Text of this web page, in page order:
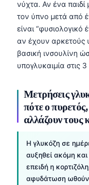
νύχτα. Αν ένα παιδί
τον ύπνο μετά από
είναι “φυσιολογικό
αν έχουν αρκετούς
βασική ινσουλίνη
υπογλυκαιμία στις
Μετρήσεις
πότε ο πυρετός,
αλλάζουν τους
Η γλυκόζη σε
αυξηθεί ακόμη και
επειδή η
αφυδάτωση ωθούν
Euskara
Gàidhlig
Occitan
Afrikaans
Монгол
Basa Jawa
Cebuano
ئۇيغۇرچە
Кыргызча